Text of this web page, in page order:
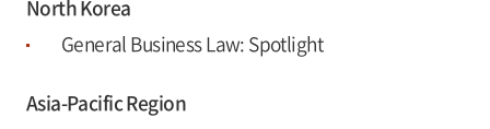
North Korea
General Business Law: Spotlight
Asia-Pacific Region